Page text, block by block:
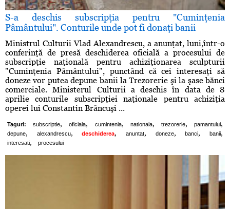
S-a deschis subscripţia pentru "Cuminţenia
Pâmântului". Conturile unde pot fi donaţi banii
Ministrul Culturii Vlad Alexandrescu, a anunţat, luni,într-o
conferinţă de presă deschiderea oficială a procesului de
subscripţie naţională pentru achiziţionarea sculpturii
"Cuminţenia Pâmântului", punctând că cei interesaţi să
doneze vor putea depune banii la Trezorerie şi la şase bănci
comerciale. Ministerul Culturii a deschis în data de 8
aprilie conturile subscripţiei naţionale pentru achiziţia
operei lui Constantin Brâncuşi ...
Taguri: subscriptie, oficiala, cumintenia, nationala, trezorerie, pamantului,
depune, alexandrescu, deschiderea, anuntat, doneze, banci, banii,
interesati, procesului